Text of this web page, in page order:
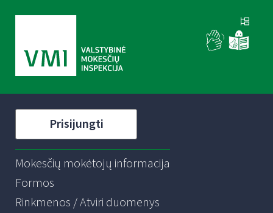
Prisijungti
Mokesčių mokėtojų informacija
Formos
Rinkmenos / Atviri duomenys